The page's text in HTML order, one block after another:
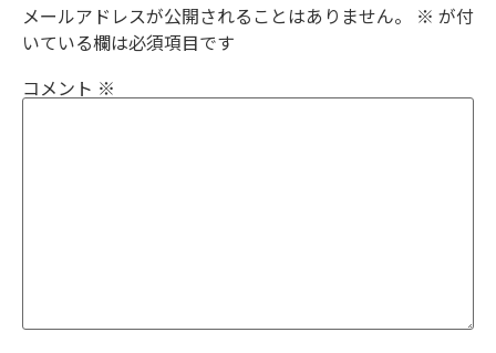
メールアドレスが公開されることはありません。 ※ が付
いている欄は必須項目です
コメント ※